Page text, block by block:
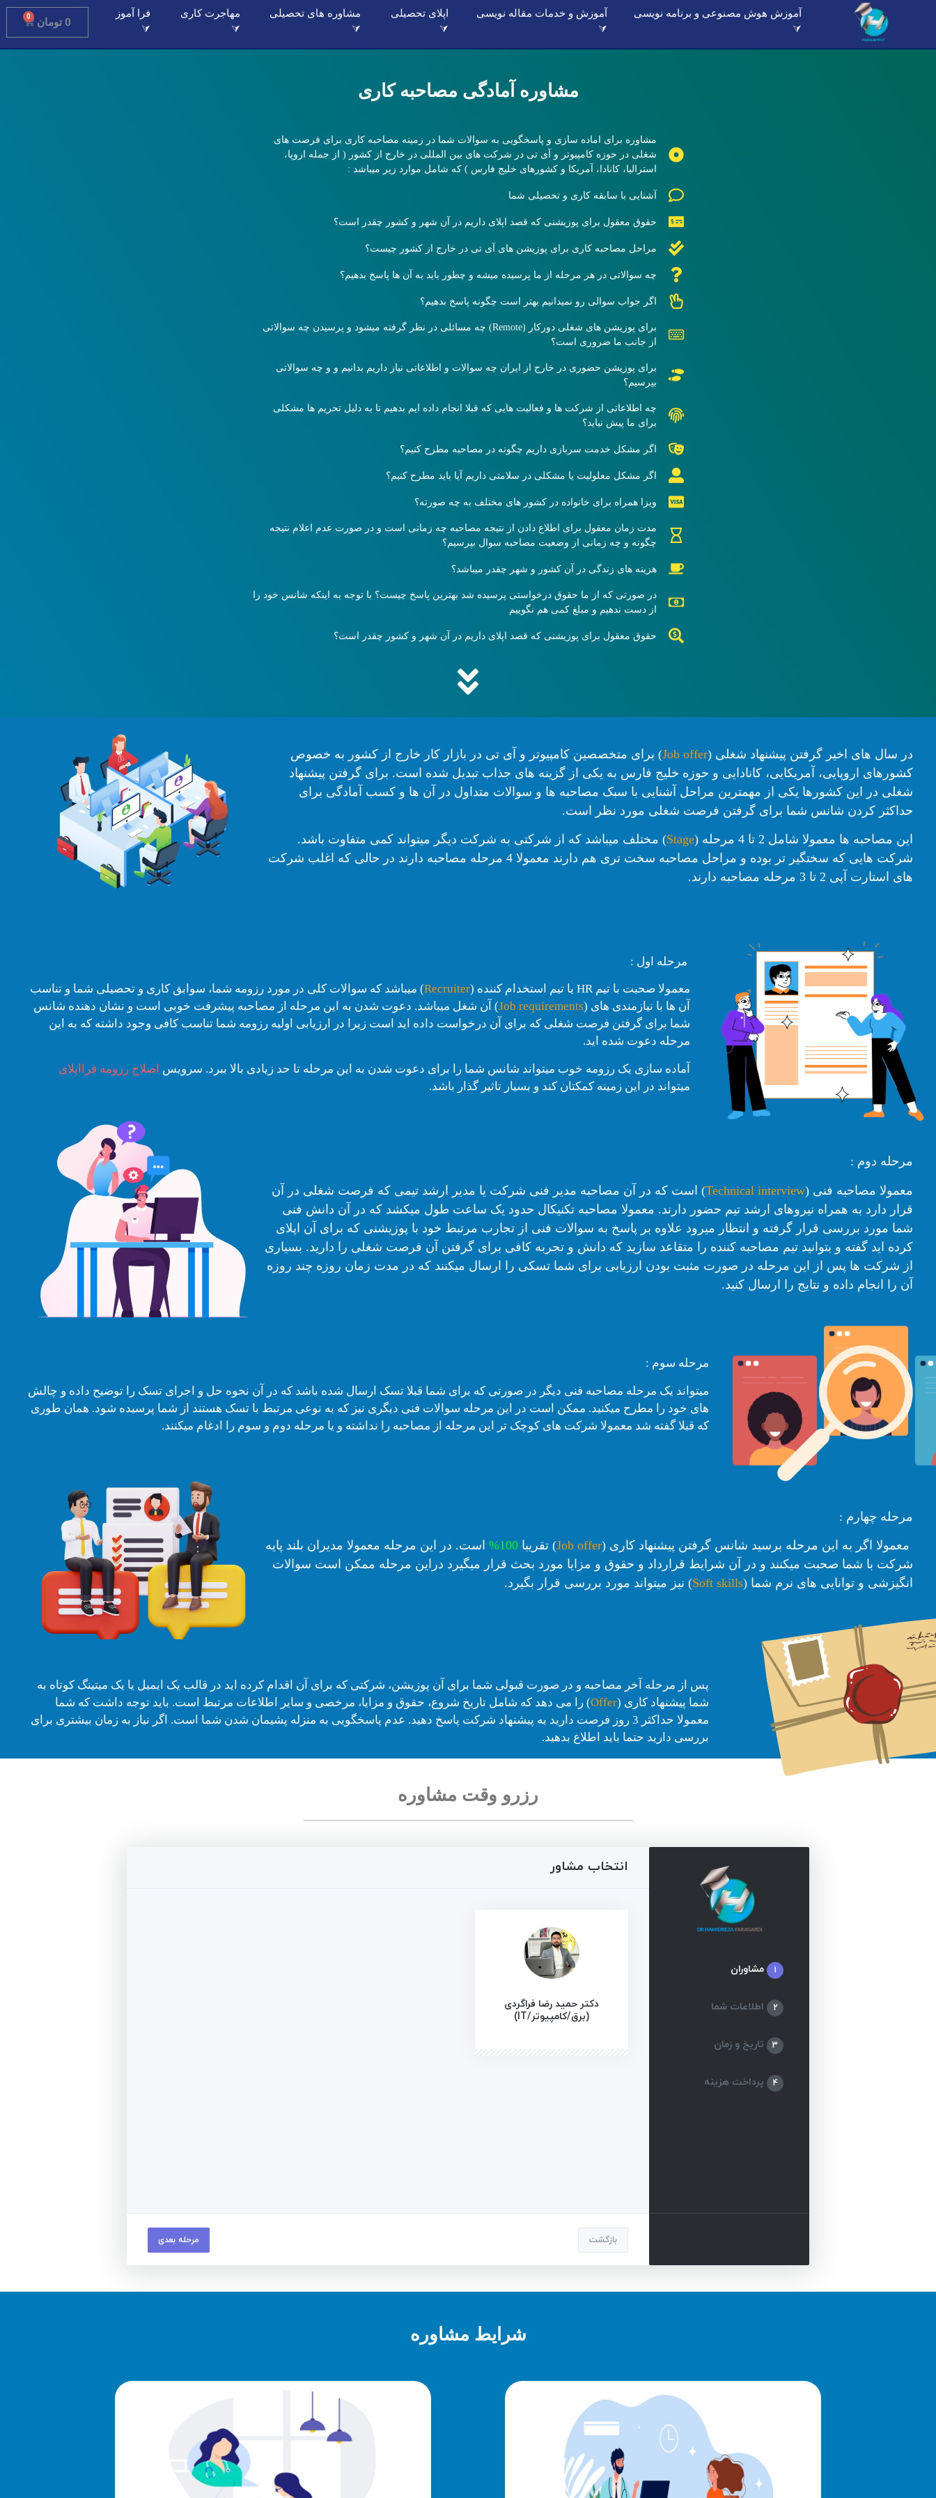
آموزش هوش مصنوعی و برنامه نویسی
⮛
آموزش و خدمات مقاله نویسی
⮛
اپلای تحصیلی
⮛
مشاوره های تحصیلی
⮛
مهاجرت کاری
⮛
فرا آموز
⮛
0 تومان 0
مشاوره آمادگی مصاحبه کاری
مشاوره برای اماده سازی و پاسخگویی به سوالات شما در زمینه مصاحبه کاری برای فرصت های
شغلی در حوزه کامپیوتر و آی تی در شرکت های بین المللی در خارج از کشور ( از جمله اروپا،
استرالیا، کانادا، آمریکا و کشورهای خلیج فارس ) که شامل موارد زیر میباشد :
آشنایی با سابقه کاری و تحصیلی شما
حقوق معقول برای پوزیشنی که قصد اپلای داریم در آن شهر و کشور چقدر است؟
مراحل مصاحبه کاری برای پوزیشن های آی تی در خارج از کشور چیست؟
چه سوالاتی در هر مرحله از ما پرسیده میشه و چطور باید به آن ها پاسخ بدهیم؟
اگر جواب سوالی رو نمیدانیم بهتر است چگونه پاسخ بدهیم؟
برای پوزیشن های شغلی دورکار (Remote) چه مسائلی در نظر گرفته میشود و پرسیدن چه سوالاتی
از جانب ما ضروری است؟
برای پوزیشن حضوری در خارج از ایران چه سوالات و اطلاعاتی نیاز داریم بدانیم و و چه سوالاتی
بپرسیم؟
چه اطلاعاتی از شرکت ها و فعالیت هایی که قبلا انجام داده ایم بدهیم تا به دلیل تحریم ها مشکلی
برای ما پیش نیاید؟
اگر مشکل خدمت سربازی داریم چگونه در مصاحبه مطرح کنیم؟
اگر مشکل معلولیت یا مشکلی در سلامتی داریم آیا باید مطرح کنیم؟
ویزا همراه برای خانواده در کشور های مختلف به چه صورته؟
مدت زمان معقول برای اطلاع دادن از نتیجه مصاحبه چه زمانی است و در صورت عدم اعلام نتیجه
چگونه و چه زمانی از وضعیت مصاحبه سوال بپرسیم؟
هزینه های زندگی در آن کشور و شهر چقدر میباشد؟
در صورتی که از ما حقوق درخواستی پرسیده شد بهترین پاسخ چیست؟ با توجه به اینکه شانس خود را
از دست ندهیم و مبلغ کمی هم نگوییم
حقوق معقول برای پوزیشنی که قصد اپلای داریم در آن شهر و کشور چقدر است؟
در سال های اخیر گرفتن پیشنهاد شغلی (Job offer) برای متخصصین کامپیوتر و آی تی در بازار کار خارج از کشور به خصوص
کشورهای اروپایی، آمریکایی، کانادایی و حوزه خلیج فارس به یکی از گزینه های جذاب تبدیل شده است. برای گرفتن پیشنهاد
شغلی در این کشورها یکی از مهمترین مراحل آشنایی با سبک مصاحبه ها و سوالات متداول در آن ها و کسب آمادگی برای
حداکثر کردن شانس شما برای گرفتن فرصت شغلی مورد نظر است.
این مصاحبه ها معمولا شامل 2 تا 4 مرحله ( Stage) مختلف میباشد که از شرکتی به شرکت دیگر میتواند کمی متفاوت باشد.
شرکت هایی که سختگیر تر بوده و مراحل مصاحبه سخت تری هم دارند معمولا 4 مرحله مصاحبه دارند در حالی که اغلب شرکت
های استارت آپی 2 تا 3 مرحله مصاحبه دارند.
مرحله اول :
معمولا صحبت با تیم HR یا تیم استخدام کننده ( Recruiter) میباشد که سوالات کلی در مورد رزومه شما، سوابق کاری و تحصیلی شما و تناسب
آن ها با نیازمندی های (
Job requirements
) آن شغل میباشد. دعوت شدن به این مرحله از مصاحبه پیشرفت خوبی است و نشان دهنده شانس
شما برای گرفتن فرصت شغلی که برای آن درخواست داده اید است زیرا در ارزیابی اولیه رزومه شما تناسب کافی وجود داشته که به این
مرحله دعوت شده اید.
آماده سازی یک رزومه خوب میتواند شانس شما را برای دعوت شدن به این مرحله تا حد زیادی بالا ببرد. سرویس اصلاح رزومه فرااپلای
میتواند در این زمینه کمکتان کند و بسیار تاثیر گذار باشد.
مرحله دوم :
معمولا مصاحبه فنی (Technical interview) است که در آن مصاحبه مدیر فنی شرکت یا مدیر ارشد تیمی که فرصت شغلی در آن
قرار دارد به همراه نیروهای ارشد تیم حضور دارند. معمولا مصاحبه تکنیکال حدود یک ساعت طول میکشد که در آن دانش فنی
شما مورد بررسی قرار گرفته و انتظار میرود علاوه بر پاسخ به سوالات فنی از تجارب مرتبط خود با پوزیشنی که برای آن اپلای
کرده اید گفته و بتوانید تیم مصاحبه کننده را متقاعد سازید که دانش و تجربه کافی برای گرفتن آن فرصت شغلی را دارید. بسیاری
از شرکت ها پس از این مرحله در صورت مثبت بودن ارزیابی برای شما تسکی را ارسال میکنند که در مدت زمان روزه چند روزه
آن را انجام داده و نتایج را ارسال کنید.
مرحله سوم :
میتواند یک مرحله مصاحبه فنی دیگر در صورتی که برای شما قبلا تسک ارسال شده باشد که در آن نحوه حل و اجرای تسک را توضیح داده و چالش
های خود را مطرح میکنید. ممکن است در این مرحله سوالات فنی دیگری نیز که به نوعی مرتبط با تسک هستند از شما پرسیده شود. همان طوری
که قبلا گفته شد معمولا شرکت های کوچک تر این مرحله از مصاحبه را نداشته و یا مرحله دوم و سوم را ادغام میکنند.
مرحله چهارم :
معمولا اگر به این مرحله برسید شانس گرفتن پیشنهاد کاری (Job offer) تقریبا100% است. در این مرحله معمولا مدیران بلند پایه
شرکت با شما صحبت میکنند و در آن شرایط قرارداد و حقوق و مزایا مورد بحث قرار میگیرد دراین مرحله ممکن است سوالات
انگیزشی و توانایی های نرم شما (Soft skills) نیز میتواند مورد بررسی قرار بگیرد.
پس از مرحله آخر مصاحبه و در صورت قبولی شما برای آن پوزیشن، شرکتی که برای آن اقدام کرده اید در قالب یک ایمیل یا یک میتینگ کوتاه به
شما پیشنهاد کاری (Offer) را می دهد که شامل تاریخ شروع، حقوق و مزایا، مرخصی و سایر اطلاعات مرتبط است. باید توجه داشت که شما
معمولا حداکثر 3 روز فرصت دارید به پیشنهاد شرکت پاسخ دهید. عدم پاسخگویی به منزله پشیمان شدن شما است. اگر نیاز به زمان بیشتری برای
بررسی دارید حتما باید اطلاع بدهید.
رزرو وقت مشاوره
1 مشاوران
2 اطلاعات شما
3 تاریخ و زمان
4 پرداخت هزینه
انتخاب مشاور
دکتر حمید رضا فراگردی
(برق/کامپیوتر/IT)
بازگشت مرحله بعدی
شرایط مشاوره